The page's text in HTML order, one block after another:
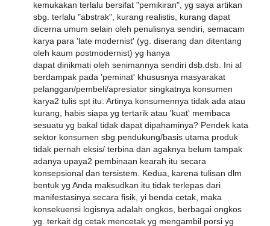
kemukakan terlalu bersifat "pemikiran", yg saya artikan
sbg. terlalu "abstrak", kurang realistis, kurang dapat
dicerna umum selain oleh penulisnya sendiri, semacam
karya para 'late modernist' (yg. diserang dan ditentang
oleh kaum postmodernist) yg hanya
dapat dinikmati oleh senimannya sendiri dsb.dsb. Ini al
berdampak pada 'peminat' khususnya masyarakat
pelanggan/pembeli/apresiator singkatnya konsumen
karya2 tulis spt itu. Artinya konsumennya tidak ada atau
kurang, habis siapa yg tertarik atau 'kuat' membaca
sesuatu yg bakal tidak dapat dipahaminya? Pendek kata
sektor konsumen sbg pendukung/basis utama produk
tidak pernah eksis/ terbina dan agaknya belum tampak
adanya upaya2 pembinaan kearah itu secara
konsepsional dan tersistem. Kedua, karena tulisan dlm
bentuk yg Anda maksudkan itu tidak terlepas dari
manifestasinya secara fisik, yi benda cetak, maka
konsekuensi logisnya adalah ongkos, berbagai ongkos
yg. terkait dg cetak mencetak yg mengambil porsi yg